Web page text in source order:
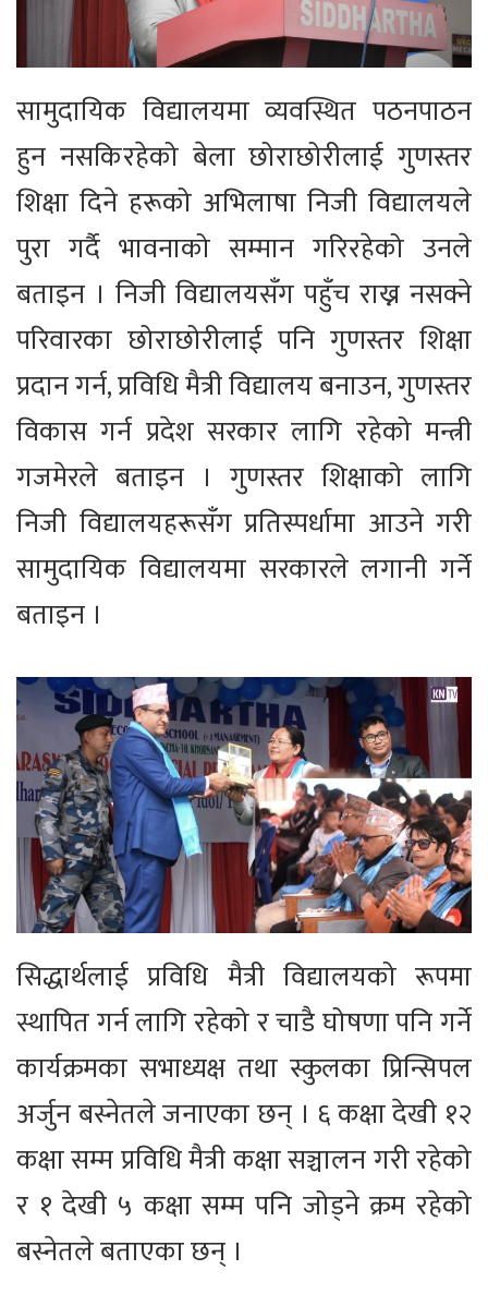
सामुदायिक विद्यालयमा व्यवस्थित पठनपाठन
हुन नसकिरहेको बेला छोराछोरीलाई गुणस्तर
शिक्षा दिने हरूको अभिलाषा निजी विद्यालयले
पुरा गर्दै भावनाको सम्मान गरिरहेको उनले
बताइन । निजी विद्यालयसँग पहुँच राख्न नसक्ने
परिवारका छोराछोरीलाई पनि गुणस्तर शिक्षा
प्रदान गर्न, प्रविधि मैत्री विद्यालय बनाउन, गुणस्तर
विकास गर्न प्रदेश सरकार लागि रहेको मन्त्री
गजमेरले बताइन । गुणस्तर शिक्षाको लागि
निजी विद्यालयहरूसँग प्रतिस्पर्धामा आउने गरी
सामुदायिक विद्यालयमा सरकारले लगानी गर्ने
बताइन ।
सिद्धार्थलाई प्रविधि मैत्री विद्यालयको रूपमा
स्थापित गर्न लागि रहेको र चाडै घोषणा पनि गर्ने
कार्यक्रमका सभाध्यक्ष तथा स्कुलका प्रिन्सिपल
अर्जुन बस्नेतले जनाएका छन् । ६ कक्षा देखी १२
कक्षा सम्म प्रविधि मैत्री कक्षा सञ्चालन गरी रहेको
र १ देखी ५ कक्षा सम्म पनि जोड्ने क्रम रहेको
बस्नेतले बताएका छन् ।